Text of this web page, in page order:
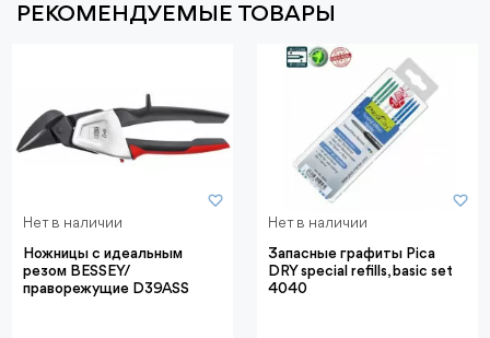
РЕКОМЕНДУЕМЫЕ ТОВАРЫ
Нет в наличии
Ножницы с идеальным
резом BESSEY/
праворежущие D39ASS
Нет в наличии
Запасные графиты Pica
DRY special refills, basic set
4040